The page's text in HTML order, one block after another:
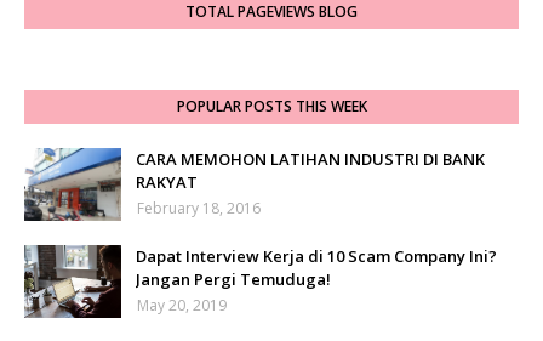
TOTAL PAGEVIEWS BLOG
POPULAR POSTS THIS WEEK
CARA MEMOHON LATIHAN INDUSTRI DI BANK
RAKYAT
February 18, 2016
Dapat Interview Kerja di 10 Scam Company Ini?
Jangan Pergi Temuduga!
May 20, 2019